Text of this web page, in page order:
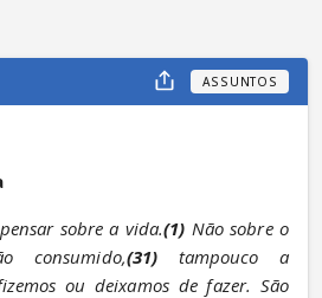
ASSUNTOS
sobre a vida.(1) Não sobre o
consumido,(31) tampouco a
ou deixamos de fazer. São